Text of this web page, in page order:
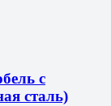
с
сталь)